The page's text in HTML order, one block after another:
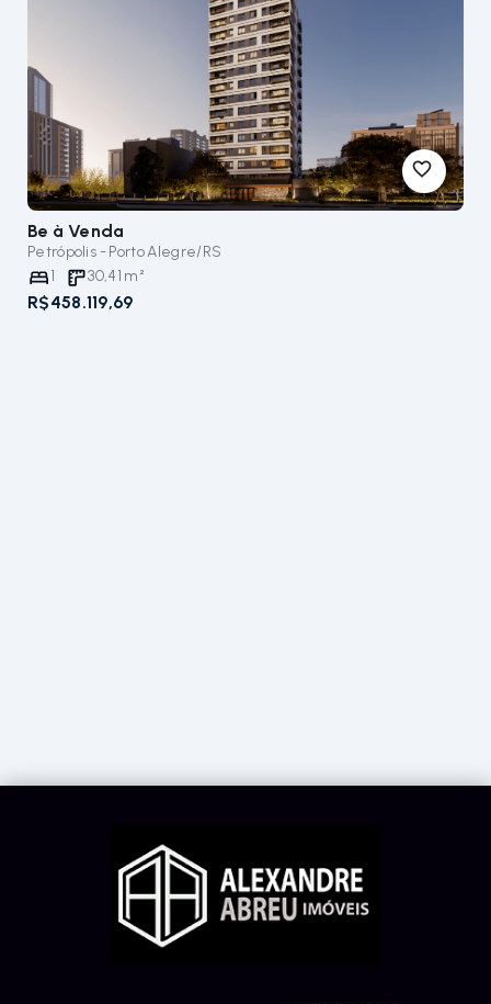
Be à Venda
Petrópolis - Porto Alegre/RS
1
30,41 m²
R$458.119,69